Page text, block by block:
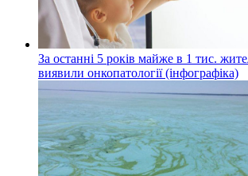
За останні 5 років майже в 1 тис.
виявили онкопатології (інфографіка)